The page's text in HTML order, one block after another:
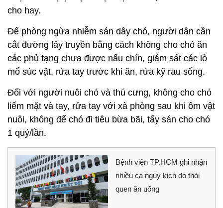
cho hay.
Để phòng ngừa nhiễm sán dây chó, người dân cần
cắt đường lây truyền bằng cách không cho chó ăn
các phủ tạng chưa được nấu chín, giám sát các lò
mổ súc vật, rửa tay trước khi ăn, rửa kỹ rau sống.
Đối với người nuôi chó và thú cưng, không cho chó
liếm mặt và tay, rửa tay với xà phòng sau khi ôm vật
nuôi, không để chó đi tiêu bừa bãi, tẩy sán cho chó
1 quý/lần.
Bệnh viện TP.HCM ghi nhận
nhiều ca nguy kịch do thói
quen ăn uống